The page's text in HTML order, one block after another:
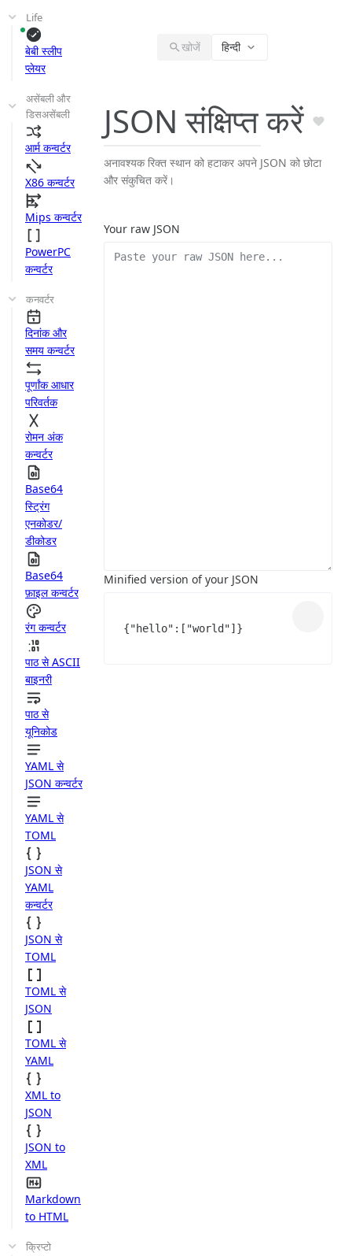
Life
बेबी स्लीप
प्लेयर
असेंबली और
डिसअसेंबली
आर्म कन्वर्टर
X86 कन्वर्टर
Mips कन्वर्टर
PowerPC
कन्वर्टर
कनवर्टर
दिनांक और
समय कन्वर्टर
पूर्णांक आधार
परिवर्तक
रोमन अंक
कन्वर्टर
Base64
स्ट्रिंग
एनकोडर/
डीकोडर
Base64
फ़ाइल कन्वर्टर
रंग कन्वर्टर
पाठ से ASCII
बाइनरी
पाठ से
यूनिकोड
YAML से
JSON कन्वर्टर
YAML से
TOML
JSON से
YAML
कन्वर्टर
JSON से
TOML
TOML से
JSON
TOML से
YAML
XML to
JSON
JSON to
XML
Markdown
to HTML
क्रिप्टो
खोजें हिन्दी
JSON संक्षिप्त करें
अनावश्यक रिक्त स्थान को हटाकर अपने JSON को छोटा
और संकुचित करें।
Your raw JSON
Minified version of your JSON
{"hello" : [ "world"] }